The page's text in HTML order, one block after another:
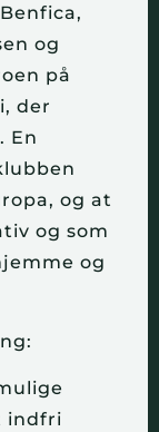
og
på
der
En
og at
og som
og
indfri